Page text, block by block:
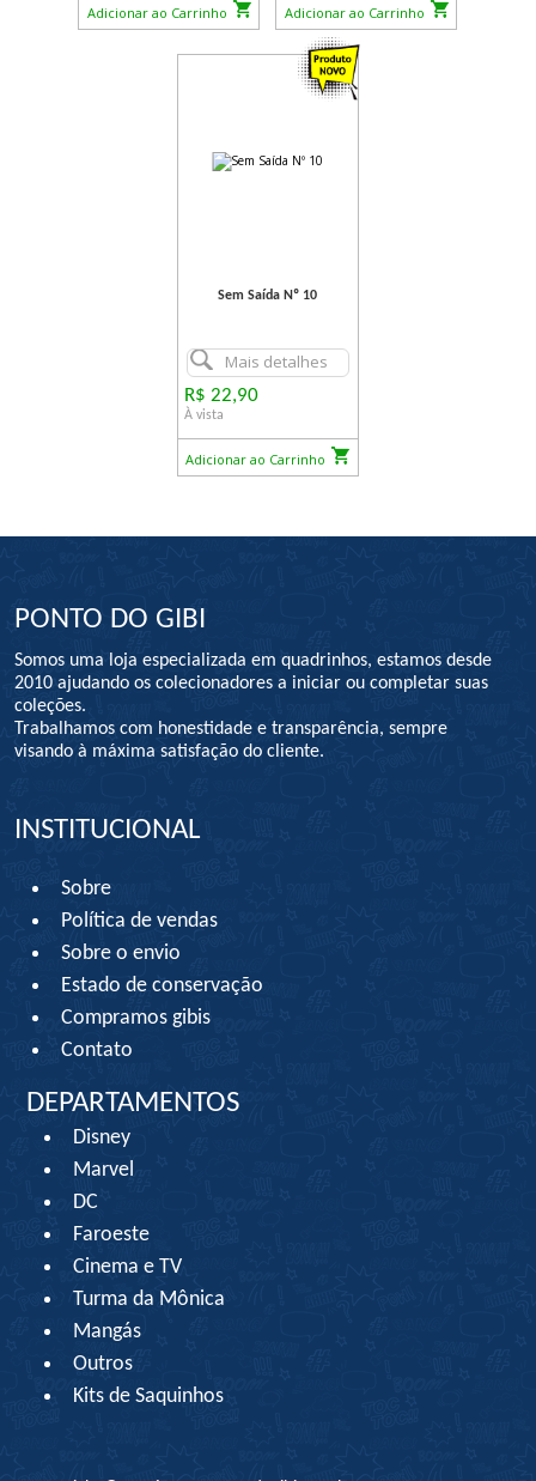
Adicionar ao Carrinho Adicionar ao Carrinho
Sem Saída Nº 10
Mais detalhes
R$ 22,90
À vista
Adicionar ao Carrinho
PONTO DO GIBI
Somos uma loja especializada em quadrinhos, estamos desde
2010 ajudando os colecionadores a iniciar ou completar suas
coleções.
Trabalhamos com honestidade e transparência, sempre
visando à máxima satisfação do cliente.
INSTITUCIONAL
Sobre
Política de vendas
Sobre o envio
Estado de conservação
Compramos gibis
Contato
DEPARTAMENTOS
Disney
Marvel
DC
Faroeste
Cinema e TV
Turma da Mônica
Mangás
Outros
Kits de Saquinhos